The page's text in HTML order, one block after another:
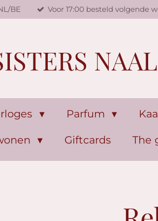
BE Voor 17:00 besteld volgende
Parfum
Giftcards The